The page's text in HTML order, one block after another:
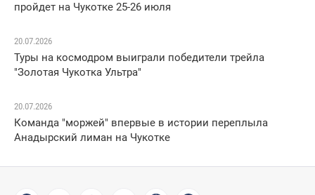
пройдет на Чукотке 25-26 июля
20.07.2026
Туры на космодром выиграли победители трейла
"Золотая Чукотка Ультра"
20.07.2026
Команда "моржей" впервые в истории переплыла
Анадырский лиман на Чукотке